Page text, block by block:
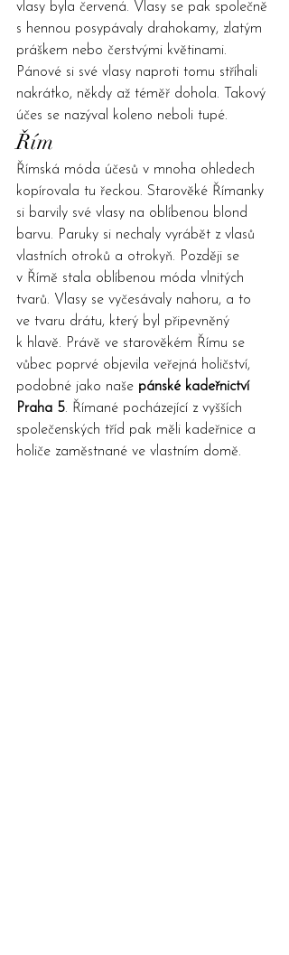
vlasy byla červená. Vlasy se pak společně
s hennou posypávaly drahokamy, zlatým
práškem nebo čerstvými květinami.
Pánové si své vlasy naproti tomu stříhali
nakrátko, někdy až téměř dohola. Takový
účes se nazýval koleno neboli tupé.
Řím
Římská móda účesů v mnoha ohledech
kopírovala tu řeckou. Starověké Římanky
si barvily své vlasy na oblíbenou blond
barvu. Paruky si nechaly vyrábět z vlasů
vlastních otroků a otrokyň. Později se
v Římě stala oblíbenou móda vlnitých
tvarů. Vlasy se vyčesávaly nahoru, a to
ve tvaru drátu, který byl připevněný
k hlavě. Právě ve starověkém Římu se
vůbec poprvé objevila veřejná holičství,
podobné jako naše pánské kadeřnictví
Praha 5. Římané pocházející z vyšších
společenských tříd pak měli kadeřnice a
holiče zaměstnané ve vlastním domě.